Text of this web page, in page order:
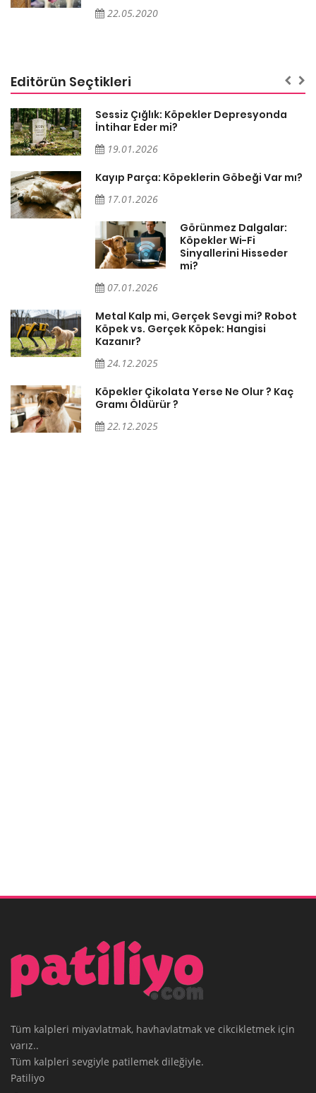
22.05.2020
Editörün Seçtikleri
Sessiz Çığlık: Köpekler Depresyonda
İntihar Eder mi?
19.01.2026
Kayıp Parça: Köpeklerin Göbeği Var mı?
17.01.2026
Görünmez Dalgalar:
Köpekler Wi-Fi
Sinyallerini Hisseder
mi?
07.01.2026
Metal Kalp mi, Gerçek Sevgi mi? Robot
Köpek vs. Gerçek Köpek: Hangisi
Kazanır?
24.12.2025
Köpekler Çikolata Yerse Ne Olur ? Kaç
Gramı Öldürür ?
22.12.2025
Tüm kalpleri miyavlatmak, havhavlatmak ve cikcikletmek için
varız..
Tüm kalpleri sevgiyle patilemek dileğiyle.
Patiliyo